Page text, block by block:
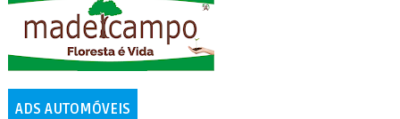
ADS AUTOMÓVEIS